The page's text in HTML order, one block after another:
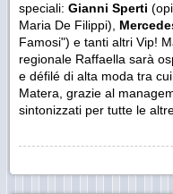
speciali: Gianni Sperti
Maria De Filippi),
Famosi") e tanti altri Vip!
regionale Raffaella sarà
e défilé di alta moda tra
Matera, grazie al
sintonizzati per tutte le